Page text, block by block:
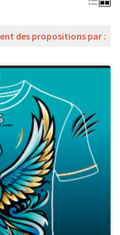
des propositions par :